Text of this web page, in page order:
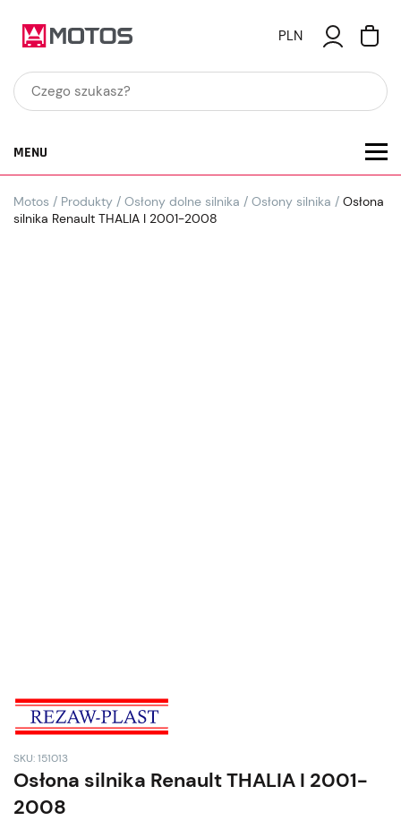
PLN
MENU
Motos / Produkty / Osłony dolne silnika / Osłony silnika / Osłona
silnika Renault THALIA I 2001-2008
SKU: 151013
Osłona silnika Renault THALIA I 2001-
2008